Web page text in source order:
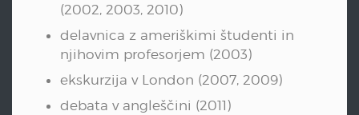
(2002, 2003, 2010)
delavnica z ameriškimi študenti in
njihovim profesorjem (2003)
ekskurzija v London (2007, 2009)
debata v angleščini (2011)